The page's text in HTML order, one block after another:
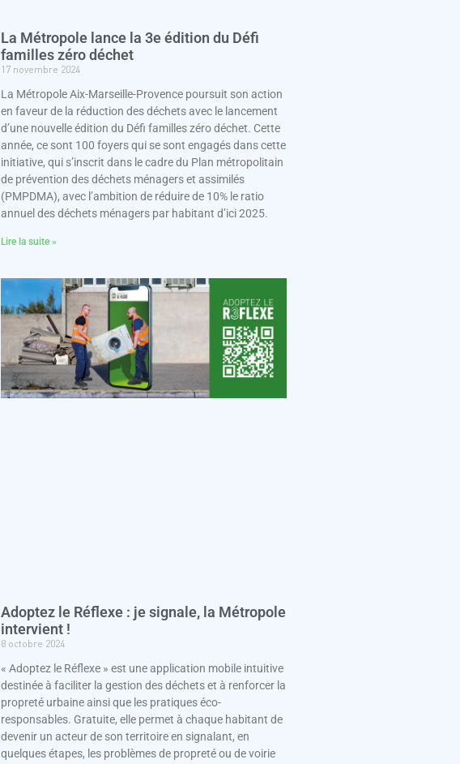
La Métropole lance la 3e édition du Défi
familles zéro déchet
17 novembre 2024
La Métropole Aix-Marseille-Provence poursuit son action
en faveur de la réduction des déchets avec le lancement
d’une nouvelle édition du Défi familles zéro déchet. Cette
année, ce sont 100 foyers qui se sont engagés dans cette
initiative, qui s’inscrit dans le cadre du Plan métropolitain
de prévention des déchets ménagers et assimilés
(PMPDMA), avec l’ambition de réduire de 10% le ratio
annuel des déchets ménagers par habitant d’ici 2025.
Lire la suite »
Adoptez le Réflexe : je signale, la Métropole
intervient !
8 octobre 2024
« Adoptez le Réflexe » est une application mobile intuitive
destinée à faciliter la gestion des déchets et à renforcer la
propreté urbaine ainsi que les pratiques éco-
responsables. Gratuite, elle permet à chaque habitant de
devenir un acteur de son territoire en signalant, en
quelques étapes, les problèmes de propreté ou de voirie